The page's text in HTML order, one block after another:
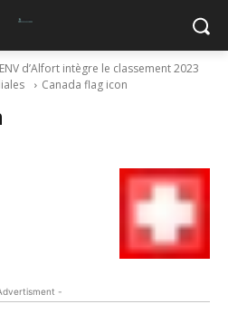
d’Alfort intègre le classement 2023
Canada flag icon
-